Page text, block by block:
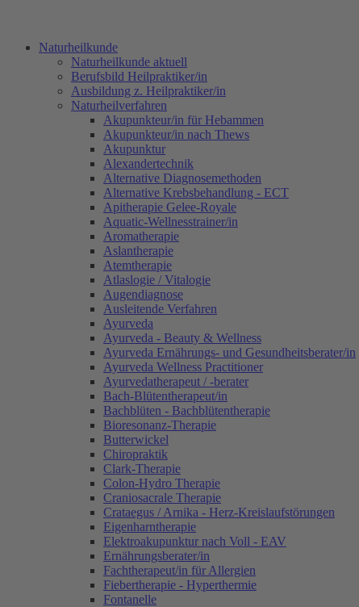
Naturheilkunde
Naturheilkunde aktuell
Berufsbild Heilpraktiker/in
Ausbildung z. Heilpraktiker/in
Naturheilverfahren
Akupunkteur/in für Hebammen
Akupunkteur/in nach Thews
Akupunktur
Alexandertechnik
Alternative Diagnosemethoden
Alternative Krebsbehandlung - ECT
Apitherapie Gelee-Royale
Aquatic-Wellnesstrainer/in
Aromatherapie
Aslantherapie
Atemtherapie
Atlaslogie / Vitalogie
Augendiagnose
Ausleitende Verfahren
Ayurveda
Ayurveda - Beauty & Wellness
Ayurveda Ernährungs- und Gesundheitsberater/in
Ayurveda Wellness Practitioner
Ayurvedatherapeut / -berater
Bach-Blütentherapeut/in
Bachblüten - Bachblütentherapie
Bioresonanz-Therapie
Butterwickel
Chiropraktik
Clark-Therapie
Colon-Hydro Therapie
Craniosacrale Therapie
Crataegus / Arnika - Herz-Kreislaufstörungen
Eigenharntherapie
Elektroakupunktur nach Voll - EAV
Ernährungsberater/in
Fachtherapeut/in für Allergien
Fiebertherapie - Hyperthermie
Fontanelle